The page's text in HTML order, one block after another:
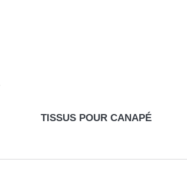
TISSUS POUR CANAPÉ